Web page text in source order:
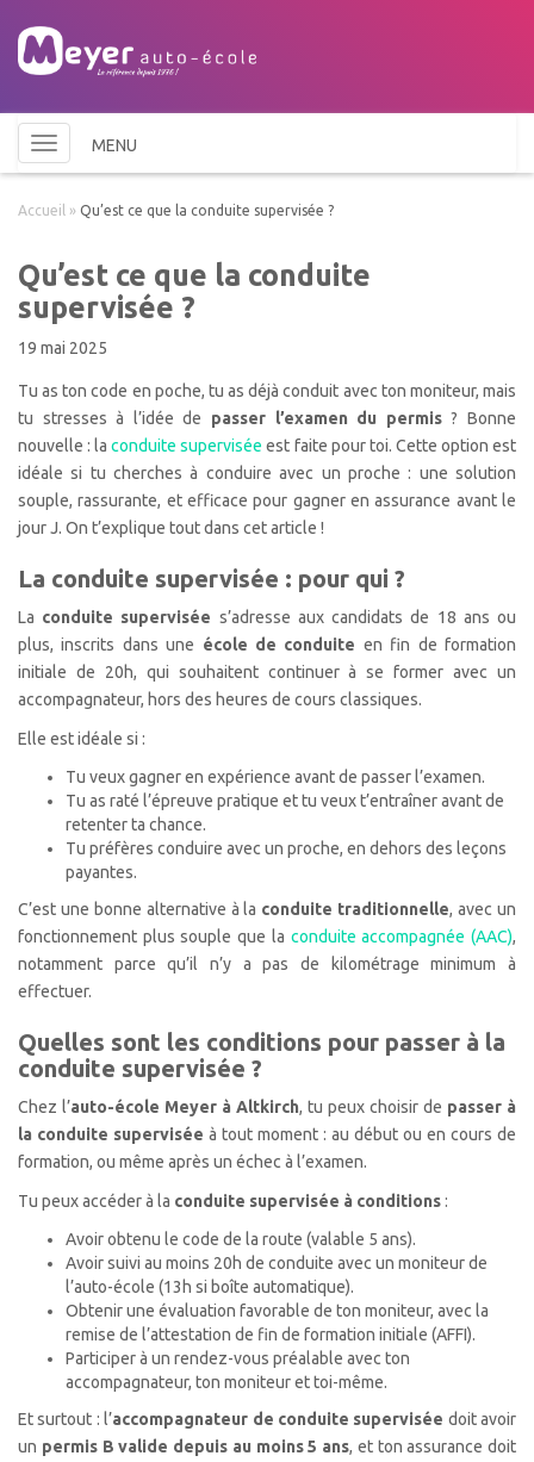
Toggle
navigation
MENU
Accueil » Qu’est ce que la conduite supervisée ?
Qu’est ce que la conduite
supervisée ?
19 mai 2025
Tu as ton code en poche, tu as déjà conduit avec ton moniteur, mais
tu stresses à l’idée de passer l’examen du permis? Bonne
nouvelle : laconduite supervisée est faite pour toi. Cette option est
idéale si tu cherches à conduire avec un proche : une solution
souple, rassurante, et efficace pour gagner en assurance avant le
jour J. On t’explique tout dans cet article !
La conduite supervisée : pour qui ?
La conduite supervisée s’adresse aux candidats de 18 ans ou
plus, inscrits dans une école de conduite en fin de formation
initiale de 20h, qui souhaitent continuer à se former avec un
accompagnateur, hors des heures de cours classiques.
Elle est idéale si :
Tu veux gagner en expérience avant de passer l’examen.
Tu as raté l’épreuve pratique et tu veux t’entraîner avant de
retenter ta chance.
Tu préfères conduire avec un proche, en dehors des leçons
payantes.
C’est une bonne alternative à la conduite traditionnelle, avec un
fonctionnement plus souple que la conduite accompagnée (AAC),
notamment parce qu’il n’y a pas de kilométrage minimum à
effectuer.
Quelles sont les conditions pour passer à la
conduite supervisée ?
Chez l’auto-école Meyer à Altkirch, tu peux choisir de passer à
la conduite supervisée à tout moment : au début ou en cours de
formation, ou même après un échec à l’examen.
Tu peux accéder à la conduite supervisée à conditions :
Avoir obtenu le code de la route (valable 5 ans).
Avoir suivi au moins 20h de conduite avec un moniteur de
l’auto-école (13h si boîte automatique).
Obtenir une évaluation favorable de ton moniteur, avec la
remise de l’attestation de fin de formation initiale (AFFI).
Participer à un rendez-vous préalable avec ton
accompagnateur, ton moniteur et toi-même.
Et surtout : l’accompagnateur de conduite supervisée doit avoir
un permis B valide depuis au moins 5 ans, et ton assurance doit